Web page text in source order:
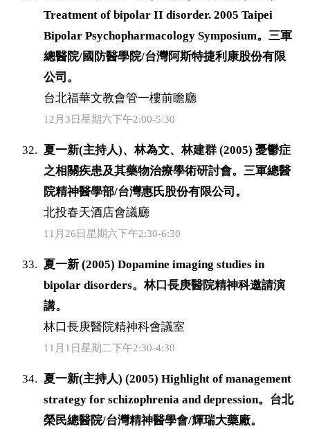
Treatment of bipolar II disorder. 2005 Taipei
Bipolar Psychopharmacology Symposium。三軍
總醫院/國防醫學院/台灣阿斯特捷利康股份有限
公司。
台北福華文教會管一樓前瞻廳
12月3日星期六下午2:00-5:30
夏一新(主持人)、林為文、林建群 (2005) 憂鬱症
之相關疾患及其藥物治療學術研討會。三軍總醫
院精神醫學部/台灣惠氏股份有限公司。
北投春天酒店會議廳
11月26日星期六下午2:30-6:30
夏一新 (2005) Dopamine imaging studies in
bipolar disorders。林口長庚醫院精神科邀請演
講。
林口長庚醫院精神科會議室
11月1日星期二下午2:30-4:30
夏一新(主持人) (2005) Highlight of management
strategy for schizophrenia and depression。台北
榮民總醫院/台灣精神醫學會/輝瑞大藥廠。